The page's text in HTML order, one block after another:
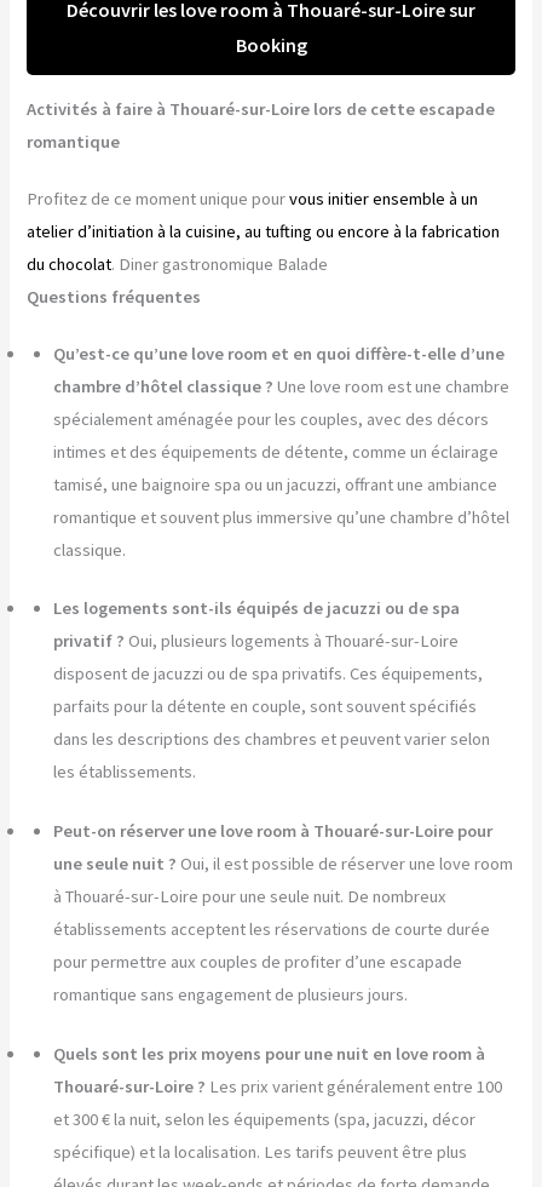
Découvrir les love room à Thouaré-sur-Loire sur
Booking
Activités à faire à Thouaré-sur-Loire lors de cette escapade
romantique
Profitez de ce moment unique pourvous initier ensemble à un
atelier d’initiation à la cuisine, au tufting ou encore à la fabrication
du chocolat. Diner gastronomique Balade
Questions fréquentes
Qu’est-ce qu’une love room et en quoi diffère-t-elle d’une
chambre d’hôtel classique ? Une love room est une chambre
spécialement aménagée pour les couples, avec des décors
intimes et des équipements de détente, comme un éclairage
tamisé, une baignoire spa ou un jacuzzi, offrant une ambiance
romantique et souvent plus immersive qu’une chambre d’hôtel
classique.
Les logements sont-ils équipés de jacuzzi ou de spa
privatif ? Oui, plusieurs logements à Thouaré-sur-Loire
disposent de jacuzzi ou de spa privatifs. Ces équipements,
parfaits pour la détente en couple, sont souvent spécifiés
dans les descriptions des chambres et peuvent varier selon
les établissements.
Peut-on réserver une love room à Thouaré-sur-Loire pour
une seule nuit ? Oui, il est possible de réserver une love room
à Thouaré-sur-Loire pour une seule nuit. De nombreux
établissements acceptent les réservations de courte durée
pour permettre aux couples de profiter d’une escapade
romantique sans engagement de plusieurs jours.
Quels sont les prix moyens pour une nuit en love room à
Thouaré-sur-Loire ? Les prix varient généralement entre 100
et 300 € la nuit, selon les équipements (spa, jacuzzi, décor
spécifique) et la localisation. Les tarifs peuvent être plus